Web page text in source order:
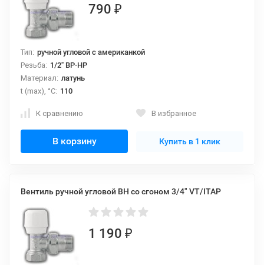
790 ₽
Тип: ручной угловой с американкой
Резьба: 1/2" ВР-НР
Материал: латунь
t (max), °С: 110
К сравнению В избранное
В корзину Купить в 1 клик
Вентиль ручной угловой ВН со сгоном 3/4" VT/ITAP
1 190 ₽